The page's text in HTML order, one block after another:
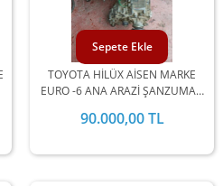
TOYOTA HİLÜX AİSEN MARKE
EURO -6 ANA ARAZİ ŞANZUMAN
90.000,00 TL
Sepete Ekle